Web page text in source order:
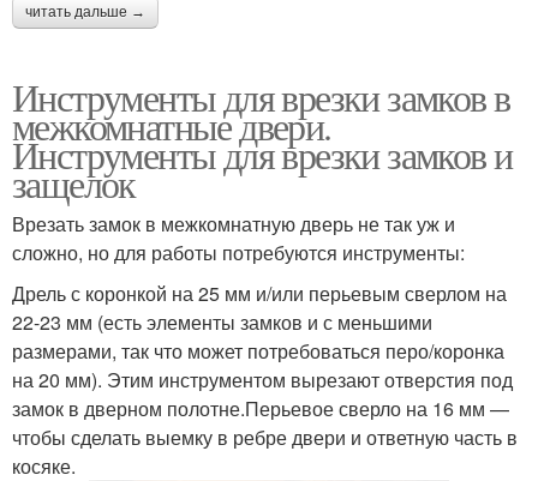
читать дальше →
Инструменты для врезки замков в
межкомнатные двери.
Инструменты для врезки замков и
защелок
Врезать замок в межкомнатную дверь не так уж и
сложно, но для работы потребуются инструменты:
Дрель с коронкой на 25 мм и/или перьевым сверлом на
22-23 мм (есть элементы замков и с меньшими
размерами, так что может потребоваться перо/коронка
на 20 мм). Этим инструментом вырезают отверстия под
замок в дверном полотне.Перьевое сверло на 16 мм —
чтобы сделать выемку в ребре двери и ответную часть в
косяке.